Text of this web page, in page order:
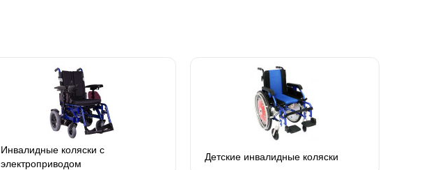
Инвалидные коляски с
электроприводом
Детские инвалидные коляски